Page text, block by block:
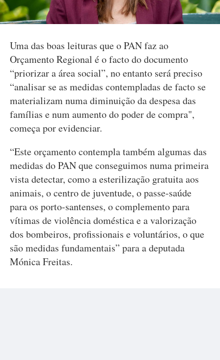
Uma das boas leituras que o PAN faz ao
Orçamento Regional é o facto do documento
“priorizar a área social”, no entanto será preciso
“analisar se as medidas contempladas de facto se
materializam numa diminuição da despesa das
famílias e num aumento do poder de compra",
começa por evidenciar.
“Este orçamento contempla também algumas das
medidas do PAN que conseguimos numa primeira
vista detectar, como a esterilização gratuita aos
animais, o centro de juventude, o passe-saúde
para os porto-santenses, o complemento para
vítimas de violência doméstica e a valorização
dos bombeiros, profissionais e voluntários, o que
são medidas fundamentais” para a deputada
Mónica Freitas.